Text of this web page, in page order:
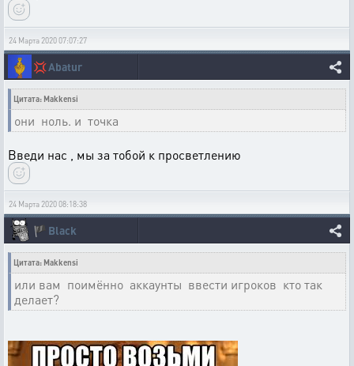
24 Марта 2020 07:07:27
💢Abatur
Цитата: Makkensi
они ноль. и точка
Введи нас , мы за тобой к просветлению
24 Марта 2020 08:18:38
🏴 Black
Цитата: Makkensi
или вам поимённо аккаунты ввести игроков кто так
делает?